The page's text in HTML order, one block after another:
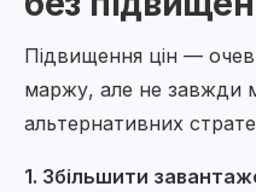
Підвищення цін —
маржу, але не завжди
альтернативних
1. Збільшити